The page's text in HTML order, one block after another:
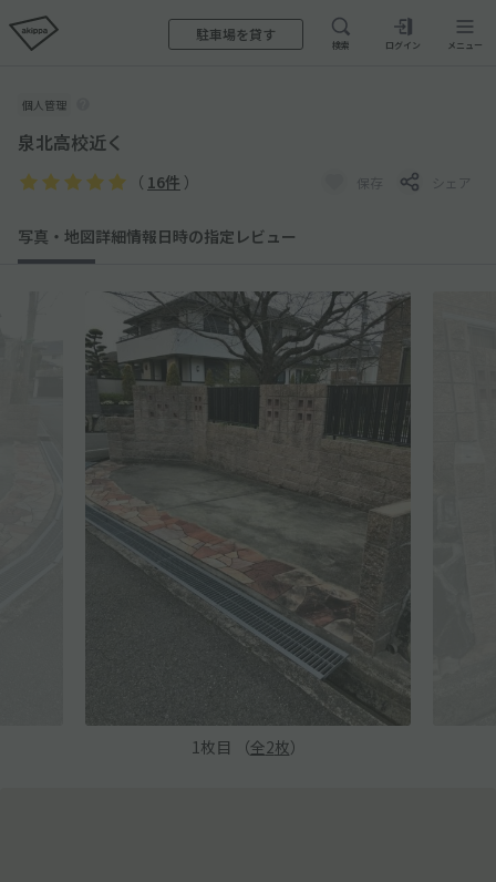
駐車場を貸す
検索 ログイン メニュー
個人管理
泉北高校近く
（ 16件 ） 保存 シェア
写真・地図詳細情報日時の指定 レビュー
1枚目 （全2枚）